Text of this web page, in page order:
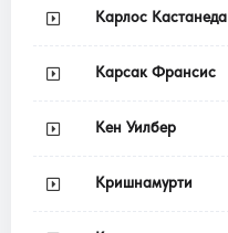
Карлос Кастанеда
Карсак Франсис
Кен Уилбер
Кришнамурти